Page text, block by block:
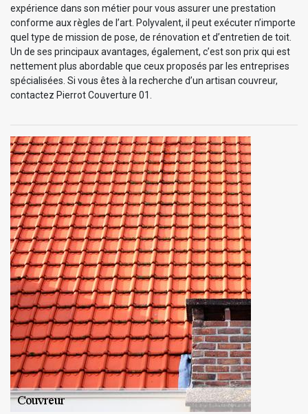
expérience dans son métier pour vous assurer une prestation
conforme aux règles de l’art. Polyvalent, il peut exécuter n’importe
quel type de mission de pose, de rénovation et d’entretien de toit.
Un de ses principaux avantages, également, c’est son prix qui est
nettement plus abordable que ceux proposés par les entreprises
spécialisées. Si vous êtes à la recherche d’un artisan couvreur,
contactez Pierrot Couverture 01.